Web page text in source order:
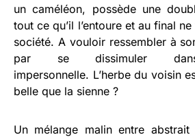
un caméléon, possède une
tout ce qu’il l’entoure et au final
société. A vouloir ressembler à
par se dissimuler
impersonnelle. L’herbe du voisin
belle que la sienne ?
Un mélange malin entre